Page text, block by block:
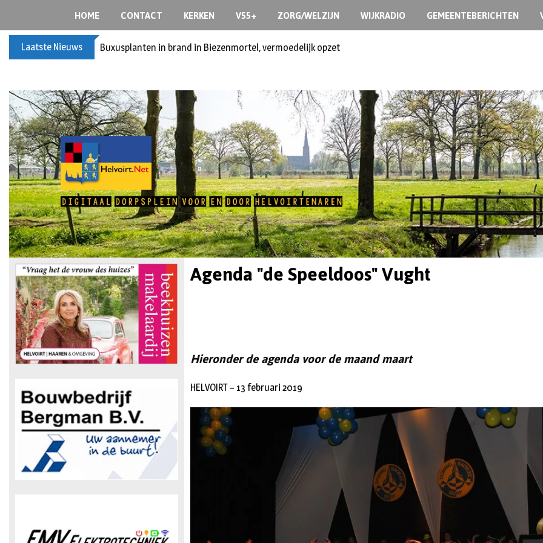
HOME CONTACT KERKEN V55+ ZORG/WELZIJN WIJKRADIO GEMEENTEBERICHTEN
Laatste Nieuws Spreidingswet asielzoekers: hoe zit dat?
Agenda "de Speeldoos" Vught
Hieronder de agenda voor de maand maart
HELVOIRT – 13 februari 2019